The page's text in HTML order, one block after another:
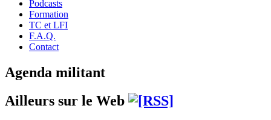
Podcasts
Formation
TC et LFI
F.A.Q.
Contact
Agenda militant
Ailleurs sur le Web